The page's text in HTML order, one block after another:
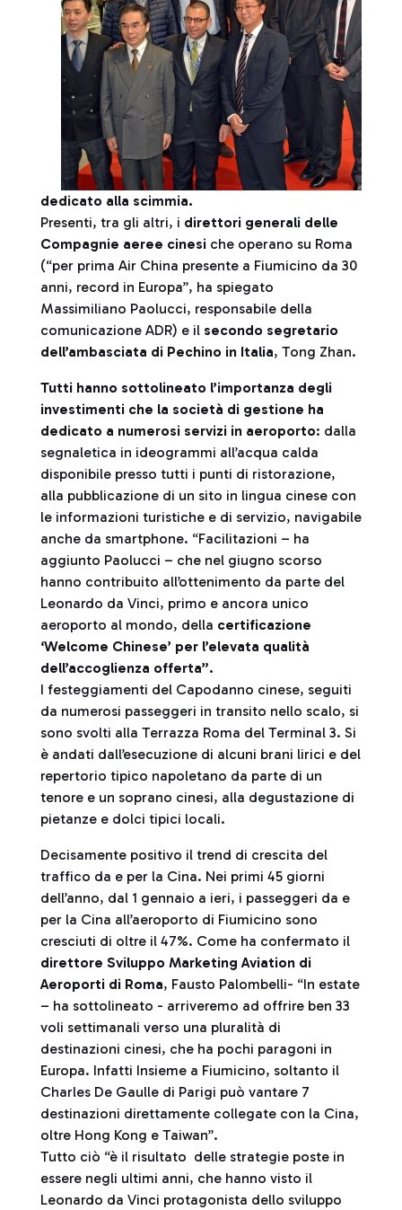
dedicato alla scimmia.
Presenti, tra gli altri, i direttori generali delle
Compagnie aeree cinesi che operano su Roma
(“per prima Air China presente a Fiumicino da 30
anni, record in Europa”, ha spiegato
Massimiliano Paolucci, responsabile della
comunicazione ADR) e il secondo segretario
dell’ambasciata di Pechino in Italia, Tong Zhan.
Tutti hanno sottolineato l’importanza degli
investimenti che la società di gestione ha
dedicato a numerosi servizi in aeroporto: dalla
segnaletica in ideogrammi all’acqua calda
disponibile presso tutti i punti di ristorazione,
alla pubblicazione di un sito in lingua cinese con
le informazioni turistiche e di servizio, navigabile
anche da smartphone. “Facilitazioni – ha
aggiunto Paolucci – che nel giugno scorso
hanno contribuito all’ottenimento da parte del
Leonardo da Vinci, primo e ancora unico
aeroporto al mondo, della certificazione
‘Welcome Chinese’ per l’elevata qualità
dell’accoglienza offerta”.
I festeggiamenti del Capodanno cinese, seguiti
da numerosi passeggeri in transito nello scalo, si
sono svolti alla Terrazza Roma del Terminal 3. Si
è andati dall’esecuzione di alcuni brani lirici e del
repertorio tipico napoletano da parte di un
tenore e un soprano cinesi, alla degustazione di
pietanze e dolci tipici locali.
Decisamente positivo il trend di crescita del
traffico da e per la Cina. Nei primi 45 giorni
dell’anno, dal 1 gennaio a ieri, i passeggeri da e
per la Cina all’aeroporto di Fiumicino sono
cresciuti di oltre il 47%. Come ha confermato il
direttore Sviluppo Marketing Aviation di
Aeroporti di Roma, Fausto Palombelli- “In estate
– ha sottolineato - arriveremo ad offrire ben 33
voli settimanali verso una pluralità di
destinazioni cinesi, che ha pochi paragoni in
Europa. Infatti Insieme a Fiumicino, soltanto il
Charles De Gaulle di Parigi può vantare 7
destinazioni direttamente collegate con la Cina,
oltre Hong Kong e Taiwan”.
Tutto ciò “è il risultato delle strategie poste in
essere negli ultimi anni, che hanno visto il
Leonardo da Vinci protagonista dello sviluppo